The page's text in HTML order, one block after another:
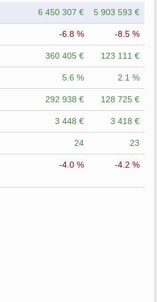
6 450 307 € 5 903 593 €
-6.8 % -8.5 %
360 405 € 123 111 €
5.6 % 2.1 %
292 938 € 128 725 €
3 448 € 3 418 €
24 23
-4.0 % -4.2 %